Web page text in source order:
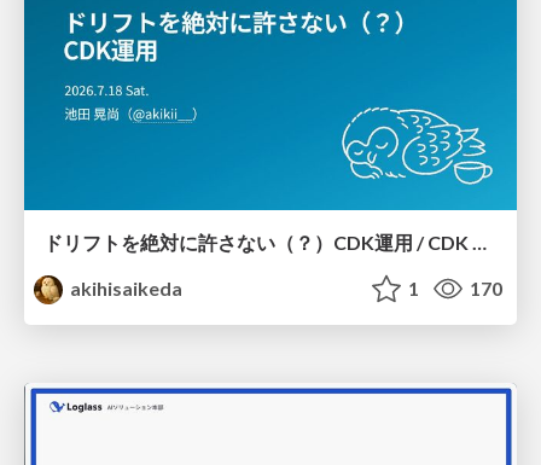
ドリフトを絶対に許さない（？）CDK運用 / CDK Ops with Zero Tolerance for Drifts (?)
akihisaikeda
1 170